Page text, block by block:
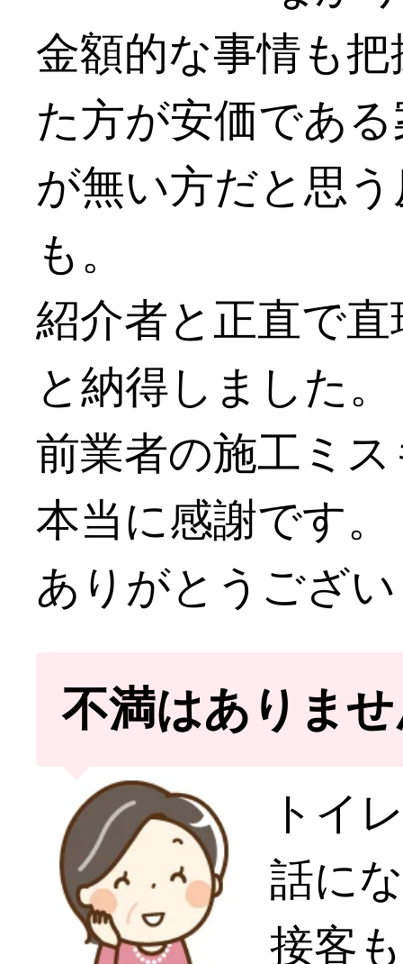
金額的な事情も
た方が安価であ
が無い方だと思
も。
紹介者と正直で
と納得しました。
前業者の施工ミ
本当に感謝です。
ありがとうござ
不満はありま
トイ
話に
接客